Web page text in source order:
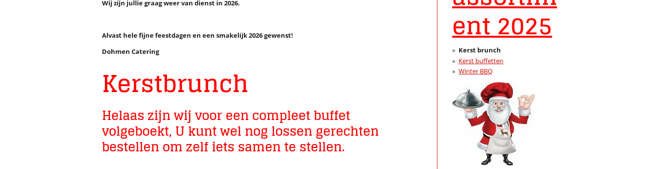
Wij zijn jullie graag weer van dienst in 2026.
Alvast hele fijne feestdagen en een smakelijk 2026 gewenst!
Dohmen Catering
Kerstbrunch
Helaas zijn wij voor een compleet buffet
volgeboekt, U kunt wel nog lossen gerechten
bestellen om zelf iets samen te stellen.
ent 2025
Kerst brunch
Kerst buffetten
Winter BBQ